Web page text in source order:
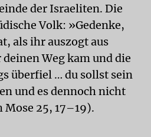
der Israeliten. Die
Volk: »Gedenke,
als ihr auszogt aus
Weg kam und die
überfiel … du sollst sein
und es dennoch nicht
Mose 25, 17–19).